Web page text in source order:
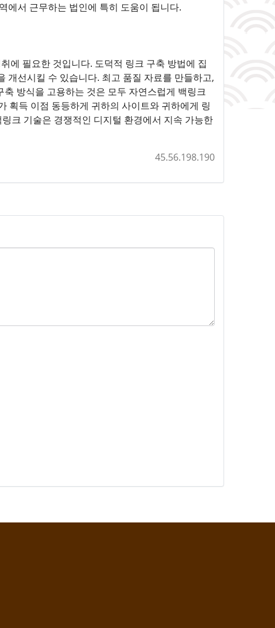
에서 근무하는 법인에 특히 도움이 됩니다.
에 필요한 것입니다. 도덕적 링크 구축 방법에 집
개선시킬 수 있습니다. 최고 품질 자료를 만들하고,
방식을 고용하는 것은 모두 자연스럽게 백링크
획득 이점 동등하게 귀하의 사이트와 귀하에게 링
크 기술은 경쟁적인 디지털 환경에서 지속 가능한
45.56.198.190